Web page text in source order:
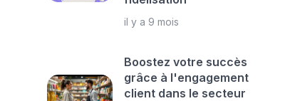
il y a 9 mois
Boostez votre succès
grâce à l'engagement
client dans le secteur